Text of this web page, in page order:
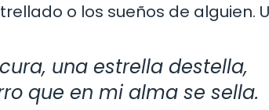
o los sueños de alguien.
una estrella destella,
que en mi alma se sella.